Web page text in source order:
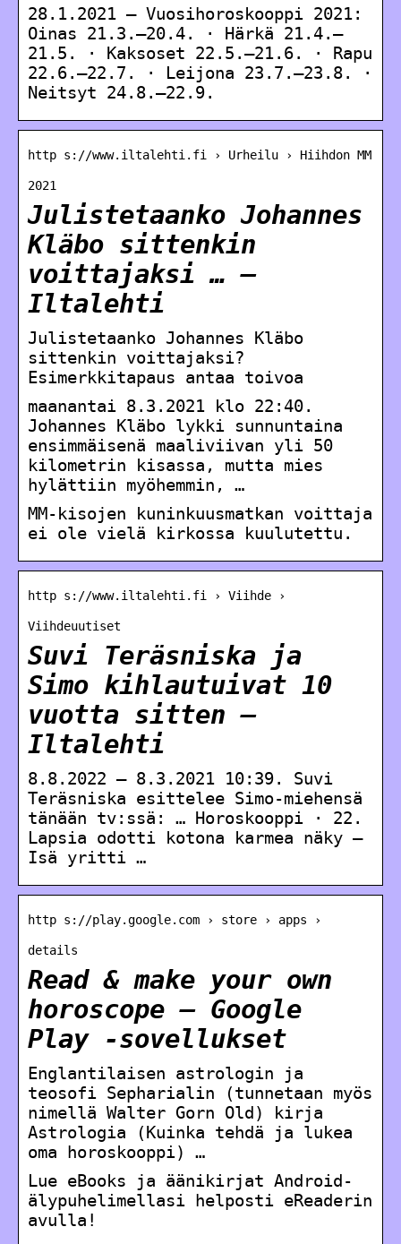
28.1.2021 — Vuosihoroskooppi 2021:
Oinas 21.3.–20.4. · Härkä 21.4.–
21.5. · Kaksoset 22.5.–21.6. · Rapu
22.6.–22.7. · Leijona 23.7.–23.8. ·
Neitsyt 24.8.–22.9.
http s://www.iltalehti.fi › Urheilu › Hiihdon MM
2021
Julistetaanko Johannes
Kläbo sittenkin
voittajaksi … –
Iltalehti
Julistetaanko Johannes Kläbo
sittenkin voittajaksi?
Esimerkkitapaus antaa toivoa
maanantai 8.3.2021 klo 22:40.
Johannes Kläbo lykki sunnuntaina
ensimmäisenä maaliviivan yli 50
kilometrin kisassa, mutta mies
hylättiin myöhemmin, …
MM-kisojen kuninkuusmatkan voittaja
ei ole vielä kirkossa kuulutettu.
http s://www.iltalehti.fi › Viihde ›
Viihdeuutiset
Suvi Teräsniska ja
Simo kihlautuivat 10
vuotta sitten –
Iltalehti
8.8.2022 — 8.3.2021 10:39. Suvi
Teräsniska esittelee Simo-miehensä
tänään tv:ssä: … Horoskooppi · 22.
Lapsia odotti kotona karmea näky –
Isä yritti …
http s://play.google.com › store › apps ›
details
Read & make your own
horoscope – Google
Play ‑sovellukset
Englantilaisen astrologin ja
teosofi Sepharialin (tunnetaan myös
nimellä Walter Gorn Old) kirja
Astrologia (Kuinka tehdä ja lukea
oma horoskooppi) …
Lue eBooks ja äänikirjat Android-
älypuhelimellasi helposti eReaderin
avulla!